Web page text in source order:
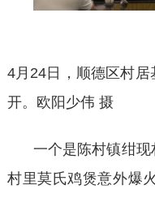
4月24日，顺德区村
开。欧阳少伟 摄
一个是陈村镇绀现
村里莫氏鸡煲意外爆